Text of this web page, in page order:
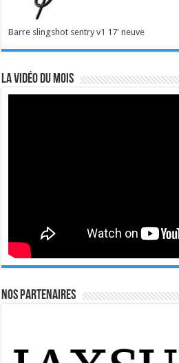
Barre slingshot sentry v1 17' neuve
La vidéo du mois
Nos Partenaires